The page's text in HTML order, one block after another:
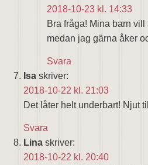
2018-10-23 kl. 14:33
Bra fråga! Mina barn
medan jag gärna åker
Svara
Isa skriver:
2018-10-22 kl. 21:03
Det låter helt underbart! Njut
Svara
Lina skriver:
2018-10-22 kl. 20:40